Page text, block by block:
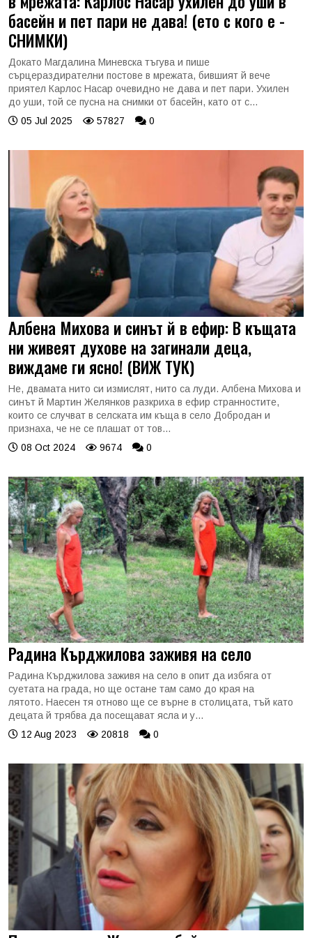
басейн и пет пари не дава! (ето с кого е -
СНИМКИ)
Докато Магдалина Миневска тъгува и пише
сърцераздирателни постове в мрежата, бившият й вече
приятел Карлос Насар очевидно не дава и пет пари. Ухилен
до уши, той се пусна на снимки от басейн, като от с...
05 Jul 2025
57827 0
Албена Михова и синът й в ефир: В къщата
ни живеят духове на загинали деца,
виждаме ги ясно! (ВИЖ ТУК)
Не, двамата нито си измислят, нито са луди. Албена Михова и
синът й Мартин Желянков разкриха в ефир странностите,
които се случват в селската им къща в село Добродан и
признаха, че не се плашат от тов...
08 Oct 2024
9674 0
Радина Кърджилова заживя на село
Радина Кърджилова заживя на село в опит да избяга от
суетата на града, но ще остане там само до края на
лятото. Наесен тя отново ще се върне в столицата, тъй като
децата й трябва да посещават ясла и у...
12 Aug 2023
20818 0